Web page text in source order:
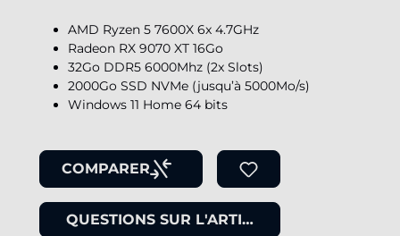
AMD Ryzen 5 7600X 6x 4.7GHz
Radeon RX 9070 XT 16Go
32Go DDR5 6000Mhz (2x Slots)
2000Go SSD NVMe (jusqu’à 5000Mo/s)
Windows 11 Home 64 bits
COMPARER
QUESTIONS SUR L'ARTICLE